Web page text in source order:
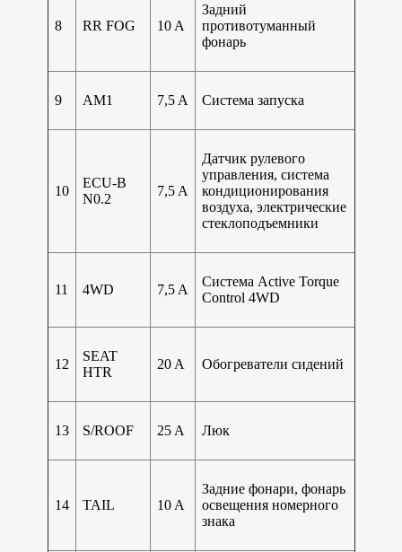
8 RR FOG 10 A
Задний
противотуманный
фонарь
9 AM1 7,5 A Система запуска
10
ECU-B
N0.2
7,5 A
Датчик рулевого
управления, система
кондиционирования
воздуха, электрические
стеклоподъемники
11 4WD 7,5 A
Система Active Torque
Control 4WD
12
SEAT
HTR
20 A Обогреватели сидений
13 S/ROOF 25 A Люк
14 TAIL 10 A
Задние фонари, фонарь
освещения номерного
знака